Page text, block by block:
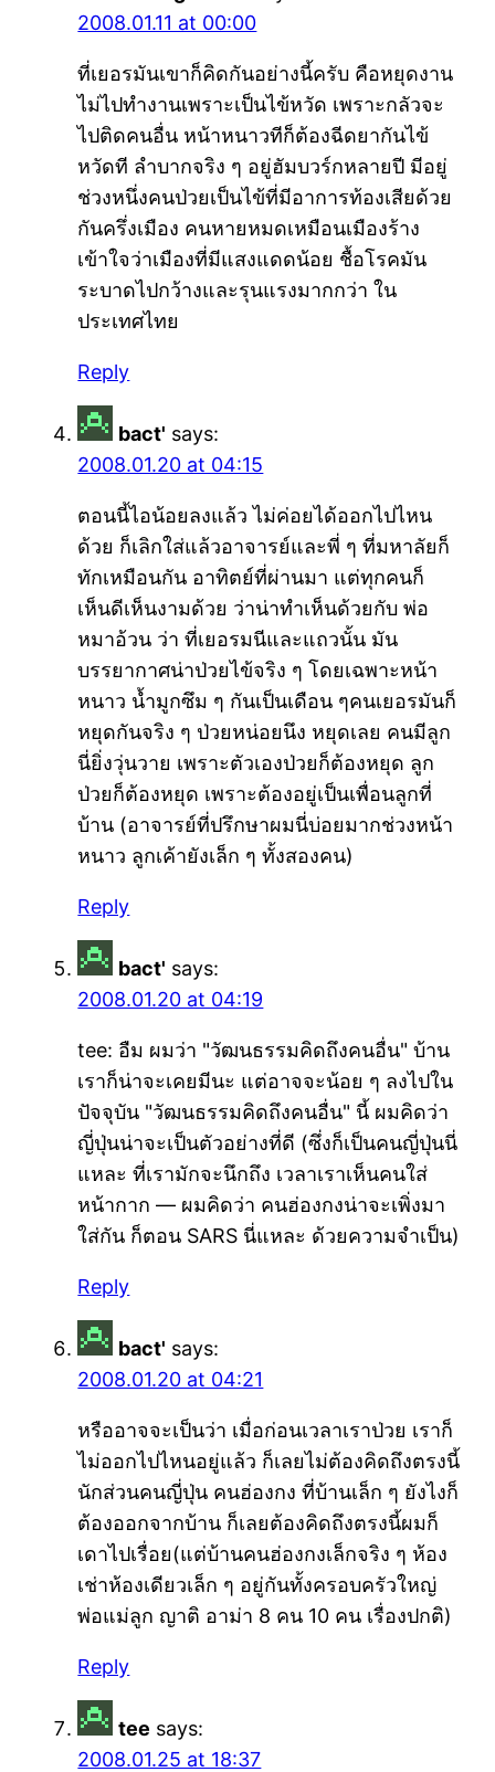
2008.01.11 at 00:00
ที่เยอรมันเขาก็คิดกันอย่างนี้ครับ คือหยุดงาน
ไม่ไปทำงานเพราะเป็นไข้หวัด เพราะกลัวจะ
ไปติดคนอื่น หน้าหนาวทีก็ต้องฉีดยากันไข้
หวัดที ลำบากจริง ๆ อยู่ฮัมบวร์กหลายปี มีอยู่
ช่วงหนึ่งคนป่วยเป็นไข้ที่มีอาการท้องเสียด้วย
กันครึ่งเมือง คนหายหมดเหมือนเมืองร้าง
เข้าใจว่าเมืองที่มีแสงแดดน้อย ชื้อโรคมัน
ระบาดไปกว้างและรุนแรงมากกว่า ใน
ประเทศไทย
Reply
bact' says:
2008.01.20 at 04:15
ตอนนี้ไอน้อยลงแล้ว ไม่ค่อยได้ออกไปไหน
ด้วย ก็เลิกใส่แล้วอาจารย์และพี่ ๆ ที่มหาลัยก็
ทักเหมือนกัน อาทิตย์ที่ผ่านมา แต่ทุกคนก็
เห็นดีเห็นงามด้วย ว่าน่าทำเห็นด้วยกับ พ่อ
หมาอ้วน ว่า ที่เยอรมนีและแถวนั้น มัน
บรรยากาศน่าป่วยไข้จริง ๆ โดยเฉพาะหน้า
หนาว น้ำมูกซึม ๆ กันเป็นเดือน ๆคนเยอรมันก็
หยุดกันจริง ๆ ป่วยหน่อยนึง หยุดเลย คนมีลูก
นี่ยิ่งวุ่นวาย เพราะตัวเองป่วยก็ต้องหยุด ลูก
ป่วยก็ต้องหยุด เพราะต้องอยู่เป็นเพื่อนลูกที่
บ้าน (อาจารย์ที่ปรึกษาผมนี่บ่อยมากช่วงหน้า
หนาว ลูกเค้ายังเล็ก ๆ ทั้งสองคน)
Reply
bact' says:
2008.01.20 at 04:19
tee: อืม ผมว่า "วัฒนธรรมคิดถึงคนอื่น" บ้าน
เราก็น่าจะเคยมีนะ แต่อาจจะน้อย ๆ ลงไปใน
ปัจจุบัน "วัฒนธรรมคิดถึงคนอื่น" นี้ ผมคิดว่า
ญี่ปุ่นน่าจะเป็นตัวอย่างที่ดี (ซึ่งก็เป็นคนญี่ปุ่นนี่
แหละ ที่เรามักจะนึกถึง เวลาเราเห็นคนใส่
หน้ากาก — ผมคิดว่า คนฮ่องกงน่าจะเพิ่งมา
ใส่กัน ก็ตอน SARS นี่แหละ ด้วยความจำเป็น)
Reply
bact' says:
2008.01.20 at 04:21
หรืออาจจะเป็นว่า เมื่อก่อนเวลาเราป่วย เราก็
ไม่ออกไปไหนอยู่แล้ว ก็เลยไม่ต้องคิดถึงตรงนี้
นักส่วนคนญี่ปุ่น คนฮ่องกง ที่บ้านเล็ก ๆ ยังไงก็
ต้องออกจากบ้าน ก็เลยต้องคิดถึงตรงนี้ผมก็
เดาไปเรื่อย(แต่บ้านคนฮ่องกงเล็กจริง ๆ ห้อง
เช่าห้องเดียวเล็ก ๆ อยู่กันทั้งครอบครัวใหญ่
พ่อแม่ลูก ญาติ อาม่า 8 คน 10 คน เรื่องปกติ)
Reply
tee says:
2008.01.25 at 18:37